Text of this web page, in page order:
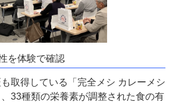
を体験で確認
取得している「完全メシ カレーメシ
33種類の栄養素が調整された食の有